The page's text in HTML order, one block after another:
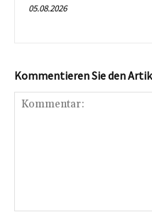
05.08.2026
Kommentieren Sie den